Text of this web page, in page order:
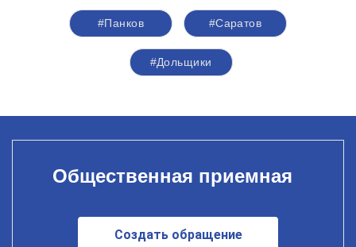
#Панков #Саратов
#Дольщики
Общественная приемная
Создать обращение